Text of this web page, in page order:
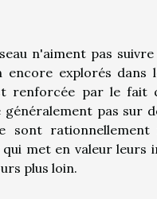
n'aiment pas
explorés
renforcée par le fait
pas sur
sont
met en valeur
plus loin.